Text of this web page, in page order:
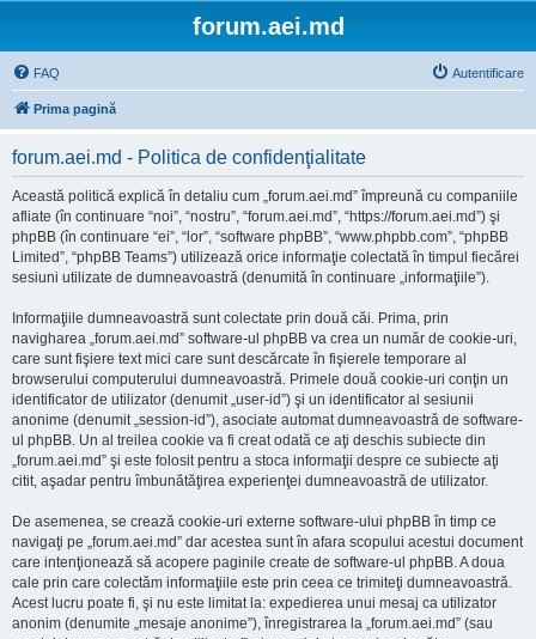
forum.aei.md
FAQ Autentificare
Prima pagină
forum.aei.md - Politica de confidenţialitate
Această politică explică în detaliu cum „forum.aei.md” împreună cu companiile
afliate (în continuare “noi”, “nostru”, “forum.aei.md”, “https://forum.aei.md”) şi
phpBB (în continuare “ei”, “lor”, “software phpBB”, “www.phpbb.com”, “phpBB
Limited”, “phpBB Teams”) utilizează orice informaţie colectată în timpul fiecărei
sesiuni utilizate de dumneavoastră (denumită în continuare „informaţiile”).
Informaţiile dumneavoastră sunt colectate prin două căi. Prima, prin
navigharea „forum.aei.md” software-ul phpBB va crea un număr de cookie-uri,
care sunt fişiere text mici care sunt descărcate în fişierele temporare al
browserului computerului dumneavoastră. Primele două cookie-uri conţin un
identificator de utilizator (denumit „user-id”) şi un identificator al sesiunii
anonime (denumit „session-id”), asociate automat dumneavoastră de software-
ul phpBB. Un al treilea cookie va fi creat odată ce aţi deschis subiecte din
„forum.aei.md” şi este folosit pentru a stoca informaţii despre ce subiecte aţi
citit, aşadar pentru îmbunătăţirea experienţei dumneavoastră de utilizator.
De asemenea, se crează cookie-uri externe software-ului phpBB în timp ce
navigaţi pe „forum.aei.md” dar acestea sunt în afara scopului acestui document
care intenţionează să acopere paginile create de software-ul phpBB. A doua
cale prin care colectăm informaţiile este prin ceea ce trimiteţi dumneavoastră.
Acest lucru poate fi, şi nu este limitat la: expedierea unui mesaj ca utilizator
anonim (denumite „mesaje anonime”), înregistrarea la „forum.aei.md” (sau